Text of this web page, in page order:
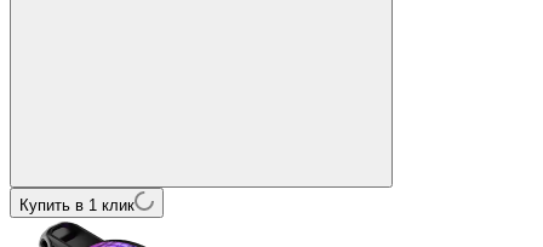
Купить в 1 клик